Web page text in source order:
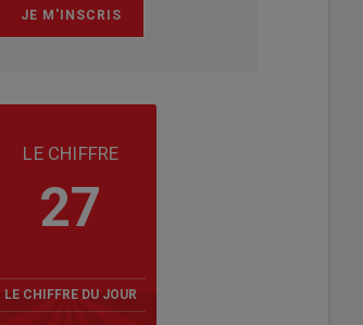
LE CHIFFRE
27
LE CHIFFRE DU JOUR